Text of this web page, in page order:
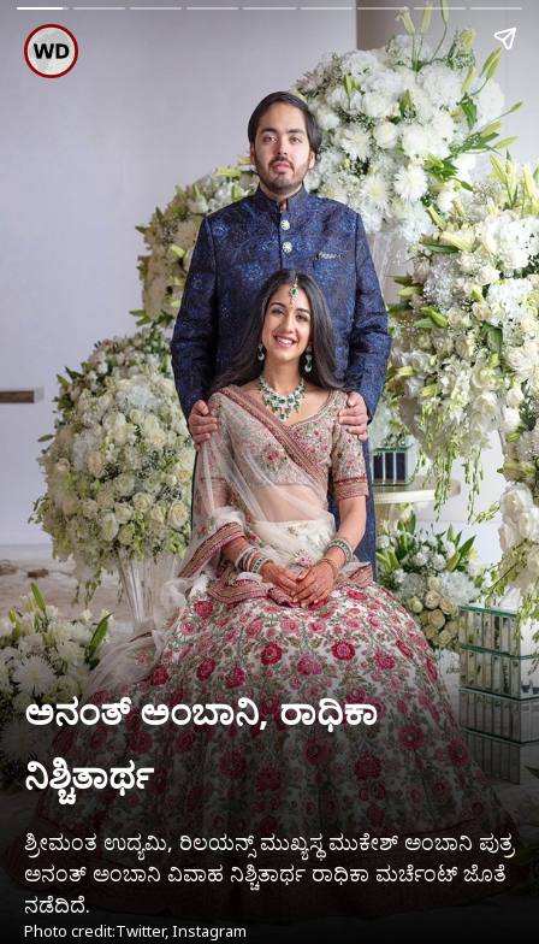
ಅನಂತ್ ಅಂಬಾನಿ, ರಾಧಿಕಾ
ನಿಶ್ಚಿತಾರ್ಥ
ಶ್ರೀಮಂತ ಉದ್ಯಮಿ, ರಿಲಯನ್ಸ್ ಮುಖ್ಯಸ್ಥ ಮುಕೇಶ್ ಅಂಬಾನಿ ಪುತ್ರ
ಅನಂತ್ ಅಂಬಾನಿ ವಿವಾಹ ನಿಶ್ಚಿತಾರ್ಥ ರಾಧಿಕಾ ಮರ್ಚೆಂಟ್ ಜೊತೆ
ನಡೆದಿದೆ.
Photo credit:Twitter, Instagram